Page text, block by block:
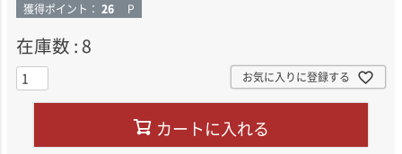
獲得ポイント： 26 P
在庫数 8
お気に入りに登録する
カートに入れる